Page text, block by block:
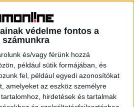
védelme fontos a
számunkra
és/vagy férünk hozzá
például sütik formájában, és
fel, például egyedi azonosítókat
amelyeket az eszköz személyre
hirdetések és tartalmak
a Network4 a Vadaskert
hogy ezzel is segítse
körű elfogadását. A
hogy...